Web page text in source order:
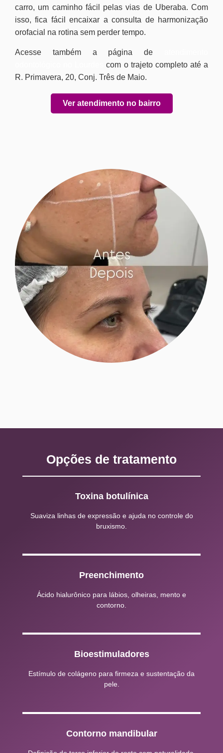
carro, um caminho fácil pelas vias de Uberaba. Com
isso, fica fácil encaixar a consulta de harmonização
orofacial na rotina sem perder tempo.
Acesse também a página de
com o trajeto completo até a
R. Primavera, 20, Conj. Três de Maio.
Ver atendimento no bairro
Opções de tratamento
Toxina botulínica
Suaviza linhas de expressão e ajuda no controle do
bruxismo.
Preenchimento
Ácido hialurônico para lábios, olheiras, mento e
contorno.
Bioestimuladores
Estímulo de colágeno para firmeza e sustentação da
pele.
Contorno mandibular